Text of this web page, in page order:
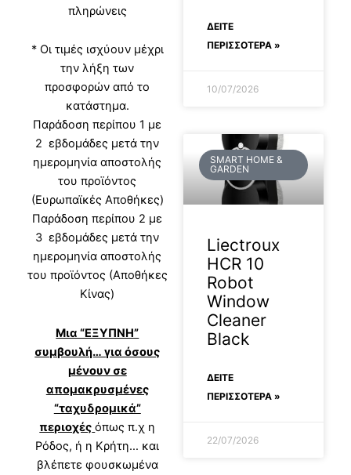
πληρώνεις
* Οι τιμές ισχύουν μέχρι
την λήξη των
προσφορών από το
κατάστημα.
Παράδοση περίπου 1 με
2 εβδομάδες μετά την
ημερομηνία αποστολής
του προϊόντος
(Ευρωπαϊκές Αποθήκες)
Παράδοση περίπου 2 με
3 εβδομάδες μετά την
ημερομηνία αποστολής
του προϊόντος (Αποθήκες
Κίνας)
Μια “ΕΞΥΠΝΗ”
συμβουλή… για όσους
μένουν σε
απομακρυσμένες
“ταχυδρομικά”
περιοχές όπως π.χ η
Ρόδος, ή η Κρήτη… και
βλέπετε φουσκωμένα
ΔΕΊΤΕ
ΠΕΡΙΣΣΟΤΕΡΑ »
10/07/2026
SMART HOME &
GARDEN
Liectroux
HCR 10
Robot
Window
Cleaner
Black
ΔΕΊΤΕ
ΠΕΡΙΣΣΟΤΕΡΑ »
22/07/2026